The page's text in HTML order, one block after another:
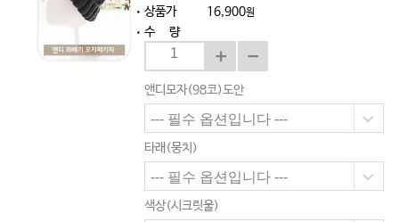
상품가
16,900원
수 량
앤디모자(98코)도안
타래(뭉치)
색상(시크릿울)